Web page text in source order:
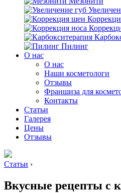
Пилинг
O нас
O нас
Наши косметологи
Отзывы
Франшиза для
Контакты
Статьи
Галерея
Цены
Отзывы
Статьи ›
Вкусные рецепты с